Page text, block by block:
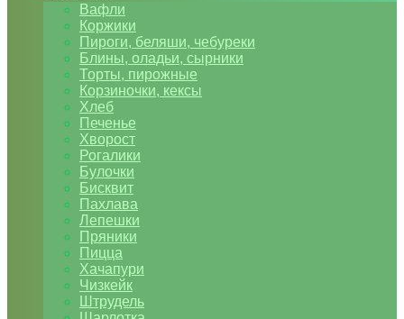
Вафли
Коржики
Пироги, беляши, чебуреки
Блины, оладьи, сырники
Торты, пирожные
Корзиночки, кексы
Хлеб
Печенье
Хворост
Рогалики
Булочки
Бисквит
Пахлава
Лепешки
Пряники
Пицца
Хачапури
Чизкейк
Штрудель